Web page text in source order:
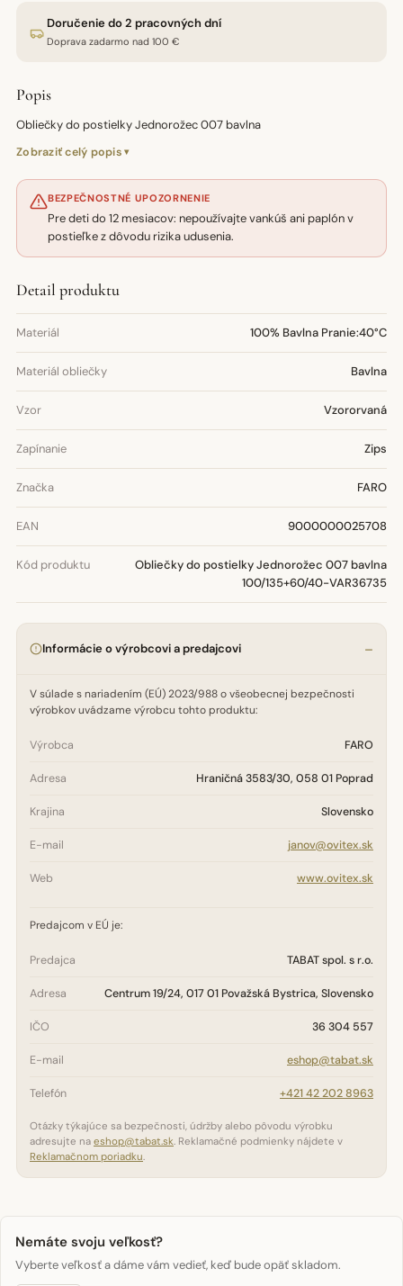
Doručenie do 2 pracovných dní
Doprava zadarmo nad 100 €
Popis
Obliečky do postielky Jednorožec 007 bavlna
Zobraziť celý popis
BEZPEČNOSTNÉ UPOZORNENIE
Pre deti do 12 mesiacov: nepoužívajte vankúš ani paplón v
postieľke z dôvodu rizika udusenia.
Detail produktu
Materiál 100% Bavlna Pranie:40°C
Materiál obliečky Bavlna
Vzor Vzororvaná
Zapínanie Zips
Značka FARO
EAN 9000000025708
Kód produktu
Obliečky do postielky Jednorožec 007 bavlna
100/135+60/40-VAR36735
Informácie o výrobcovi a predajcovi
V súlade s nariadením (EÚ) 2023/988 o všeobecnej bezpečnosti
výrobkov uvádzame výrobcu tohto produktu:
Výrobca FARO
Adresa Hraničná 3583/30, 058 01 Poprad
Krajina Slovensko
E-mail janov@ovitex.sk
Web www.ovitex.sk
Predajcom v EÚ je:
Predajca TABAT spol. s r.o.
Adresa Centrum 19/24, 017 01 Považská Bystrica, Slovensko
IČO 36 304 557
E-mail eshop@tabat.sk
Telefón +421 42 202 8963
Otázky týkajúce sa bezpečnosti, údržby alebo pôvodu výrobku
adresujte na eshop@tabat.sk. Reklamačné podmienky nájdete v
Reklamačnom poriadku.
Nemáte svoju veľkosť?
Vyberte veľkosť a dáme vám vedieť, keď bude opäť skladom.